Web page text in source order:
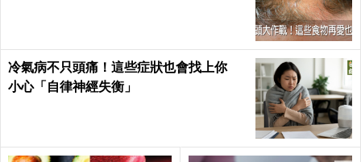
冷氣病不只頭痛！這些症狀也會找上你
小心「自律神經失衡」